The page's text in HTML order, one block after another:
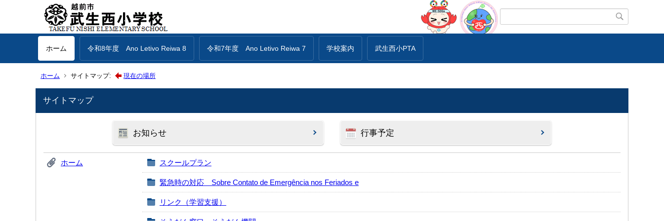
ホーム 令和8年度 Ano Letivo Reiwa 8 令和7年度 Ano Letivo Reiwa 7 学校案内 武生西小PTA
ホーム サイトマップ: 現在の場所
サイトマップ
お知らせ 行事予定
ホーム スクールプラン
緊急時の対応 Sobre Contato de Emergência nos Feriados e
リンク（学習支援）